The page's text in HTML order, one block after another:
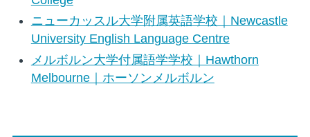
ニューカッスル大学附属英語学校｜Newcastle
University English Language Centre
メルボルン大学付属語学学校｜Hawthorn
Melbourne｜ホーソンメルボルン